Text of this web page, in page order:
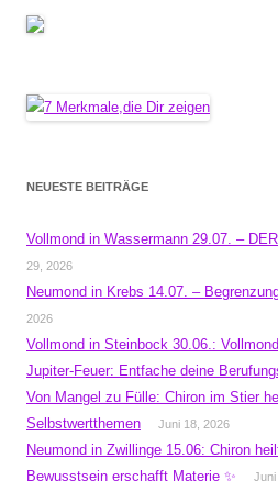
NEUESTE BEITRÄGE
Vollmond in Wassermann 29.07. –
29, 2026
Neumond in Krebs 14.07. –
2026
Vollmond in Steinbock 30.06.:
Jupiter-Feuer: Entfache deine
Von Mangel zu Fülle: Chiron im Stier
Selbstwertthemen
Juni 18, 2026
Neumond in Zwillinge 15.06: Chiron
Bewusstsein erschafft Materie ✨
Juni